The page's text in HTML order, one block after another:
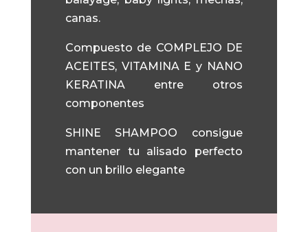
canas.
Compuesto de COMPLEJO DE
ACEITES, VITAMINA E y NANO
KERATINA entre otros
componentes
SHINE SHAMPOO consigue
mantener tu alisado perfecto
con un brillo elegante